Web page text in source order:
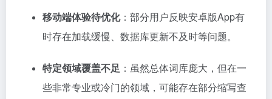
移动端体验待优化：部分用户反映安卓版App有
时存在加载缓慢、数据库更新不及时等问题。
特定领域覆盖不足 ：虽然总体词库庞大，但在一
些非常专业或冷门的领域，可能存在部分缩写查